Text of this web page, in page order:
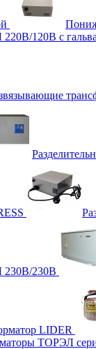
120В с
230В/230В
LIDER
ТОРЭЛ